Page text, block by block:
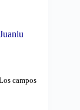
campos